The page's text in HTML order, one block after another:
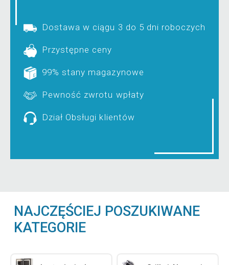
Dostawa w ciągu 3 do 5 dni roboczych
Przystępne ceny
99% stany magazynowe
Pewność zwrotu wpłaty
Dział Obsługi klientów
NAJCZĘŚCIEJ POSZUKIWANE
KATEGORIE